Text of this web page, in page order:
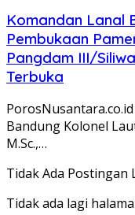
Komandan Lanal
Pembukaan
Pangdam III/
Terbuka
Bandung Kolonel
M.Sc.,…
Tidak Ada Postingan
Tidak ada lagi